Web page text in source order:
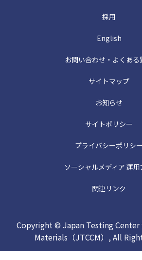
採用
English
お問い合わせ・よくある
サイトマップ
お知らせ
サイトポリシー
プライバシーポリシー
ソーシャルメディア 運用
関連リンク
Copyright © Japan Testing
Materials（JTCCM）, All